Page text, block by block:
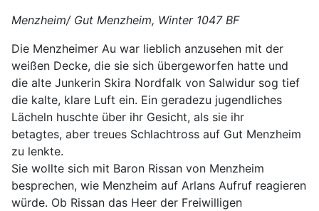
Menzheim/ Gut Menzheim, Winter 1047 BF
Die Menzheimer Au war lieblich anzusehen mit der
weißen Decke, die sie sich übergeworfen hatte und
die alte Junkerin Skira Nordfalk von Salwidur sog tief
die kalte, klare Luft ein. Ein geradezu jugendliches
Lächeln huschte über ihr Gesicht, als sie ihr
betagtes, aber treues Schlachtross auf Gut Menzheim
zu lenkte.
Sie wollte sich mit Baron Rissan von Menzheim
besprechen, wie Menzheim auf Arlans Aufruf reagieren
würde. Ob Rissan das Heer der Freiwilligen